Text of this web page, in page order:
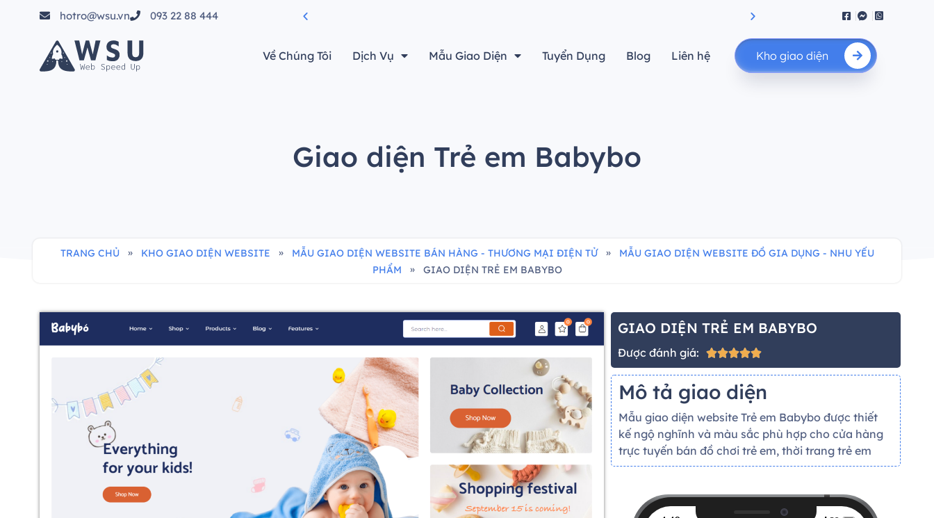
hotro@wsu.vn
093 22 88 444
Về Chúng Tôi Dịch Vụ Mẫu Giao Diện Tuyển Dụng Blog Liên hệ Kho giao diện
Giao diện Trẻ em Babybo
TRANG CHỦ » KHO GIAO DIỆN WEBSITE » MẪU GIAO DIỆN WEBSITE BÁN HÀNG - THƯƠNG MẠI ĐIỆN TỬ »
MẪU GIAO DIỆN WEBSITE ĐỒ GIA DỤNG - NHU YẾU
PHẨM
» GIAO DIỆN TRẺ EM BABYBO
GIAO DIỆN TRẺ EM BABYBO
Được đánh giá: 
Mô tả giao diện
Mẫu giao diện website Trẻ em Babybo được thiết
kế ngộ nghĩnh và màu sắc phù hợp cho cửa hàng
trực tuyến bán đồ chơi trẻ em, thời trang trẻ em